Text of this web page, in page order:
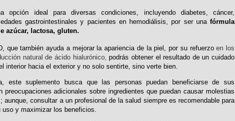
opción ideal para diversas condiciones, incluyendo diabetes, cáncer,
gastrointestinales y pacientes en hemodiálisis, por ser una fórmula
azúcar, lactosa, gluten.
que también ayuda a mejorar la apariencia de la piel, por su refuerzoen los
natural de ácido hialurónico,podrás obtener el resultado de un cuidado
interior hacia el exterior y no solo sentirte, sino verte bien.
este suplemento busca que las personas puedan beneficiarse de sus
preocupaciones adicionales sobre ingredientes que puedan causar molestias
aunque, consultar a un profesional de la salud siempre es recomendable para
uso y maximizar los beneficios.